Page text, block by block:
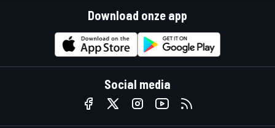
Download onze app
Social media